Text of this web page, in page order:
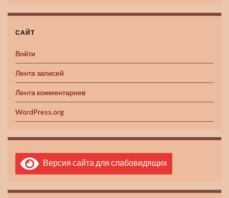
САЙТ
Войти
Лента записей
Лента комментариев
WordPress.org
Версия сайта для слабовидящих